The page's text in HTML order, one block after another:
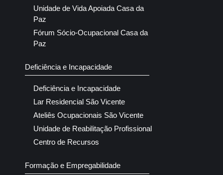
Unidade de Vida Apoiada Casa da
Paz
Fórum Sócio-Ocupacional Casa da
Paz
Deficiência e Incapacidade
Deficiência e Incapacidade
Lar Residencial São Vicente
Ateliês Ocupacionais São Vicente
Unidade de Reabilitação Profissional
Centro de Recursos
Formação e Empregabilidade